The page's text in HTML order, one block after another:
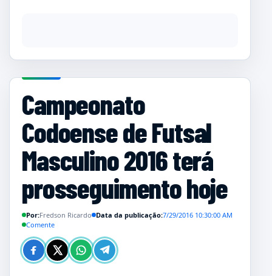
Campeonato
Codoense de Futsal
Masculino 2016 terá
prosseguimento hoje
Por:Fredson Ricardo Data da publicação:7/29/2016 10:30:00 AM
Comente